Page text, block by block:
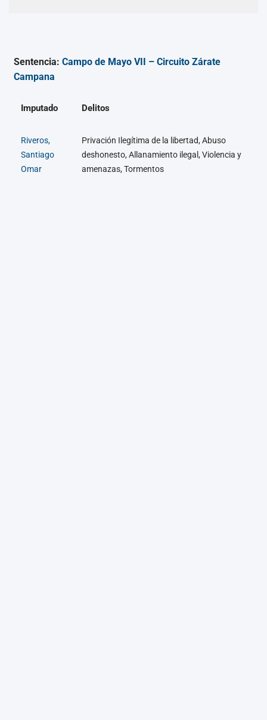
Sentencia:Campo de Mayo VII – Circuito Zárate
Campana
Imputado Delitos
Riveros,
Santiago
Omar
Privación Ilegítima de la libertad, Abuso
deshonesto, Allanamiento ilegal, Violencia y
amenazas, Tormentos